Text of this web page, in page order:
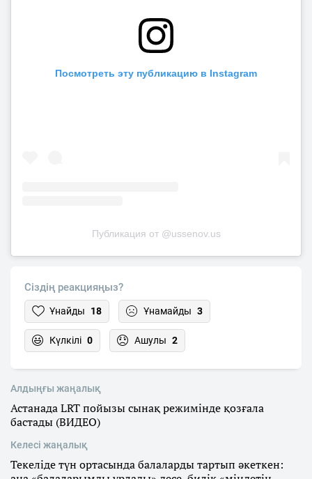
Посмотреть эту публикацию в Instagram
Публикация от @ussenov.us
Сіздің реакцияңыз?
Ұнайды 18 Ұнамайды 3
Күлкілі 0 Ашулы 2
Алдыңғы жаңалық
Астанада LRT пойызы сынақ режимінде қозғала
бастады (ВИДЕО)
Келесі жаңалық
Текеліде түн ортасында балаларды тартып әкеткен: